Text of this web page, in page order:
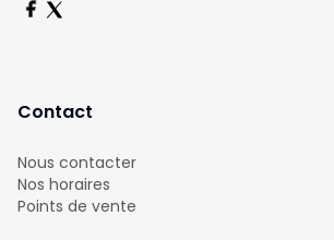
Contact
Nous contacter
Nos horaires
Points de vente